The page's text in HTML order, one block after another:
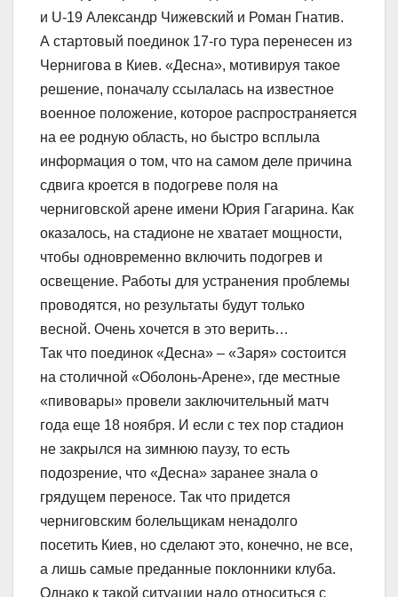
и U-19 Александр Чижевский и Роман Гнатив.
А стартовый поединок 17-го тура перенесен из
Чернигова в Киев. «Десна», мотивируя такое
решение, поначалу ссылалась на известное
военное положение, которое распространяется
на ее родную область, но быстро всплыла
информация о том, что на самом деле причина
сдвига кроется в подогреве поля на
черниговской арене имени Юрия Гагарина. Как
оказалось, на стадионе не хватает мощности,
чтобы одновременно включить подогрев и
освещение. Работы для устранения проблемы
проводятся, но результаты будут только
весной. Очень хочется в это верить…
Так что поединок «Десна» – «Заря» состоится
на столичной «Оболонь-Арене», где местные
«пивовары» провели заключительный матч
года еще 18 ноября. И если с тех пор стадион
не закрылся на зимнюю паузу, то есть
подозрение, что «Десна» заранее знала о
грядущем переносе. Так что придется
черниговским болельщикам ненадолго
посетить Киев, но сделают это, конечно, не все,
а лишь самые преданные поклонники клуба.
Однако к такой ситуации надо относиться с